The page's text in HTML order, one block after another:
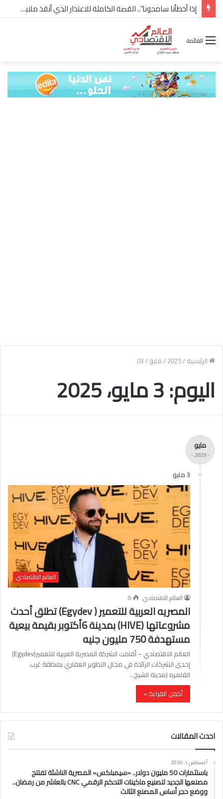
إذا أخطأنا سامحونا”.. القصة الكاملة للاعتذار الذي أنقذ ملايين “إعمار” في الساحل الشمالي
القائمة
الرئيسية/
2025
/مايو/
03
اليوم:3 مايو، 2025
مايو
- 2025 -
3 مايو
العالم الاقتصادي
العالم الاقتصادي
0
المصريه العربية للتعمير ( Egydev) تطلق أحدث
مشروعاتها (HIVE) بمدينة 6أكتوبر بقيمة بيعية
مستهدفة 750 مليون جنيه
العالم الاقتصادي – أقامت الشركة المصرية العربية للتعمير(Egydev)
إحدى الشركات الرائدة في مجال التطوير العقاري بمنطقة غرب
القاهره (مدينة الشيخ…
أكمل القراءة »
احدث المقالات
أغسطس 1, 2026
باستثمارات 50 مليون دولار.. «سيمبلكس» المصرية الناشئة تفتتح
مصنعها الجديد لتصنيع ماكينات التحكم الرقمي CNC بالعاشر من رمضان..
ووضع حجر أساس المصنع الثالث